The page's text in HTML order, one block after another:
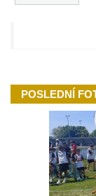
POSLEDNÍ